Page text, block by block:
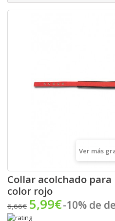
Ver más
Collar acolchado
color rojo
6,66€ 5,99€-10% de